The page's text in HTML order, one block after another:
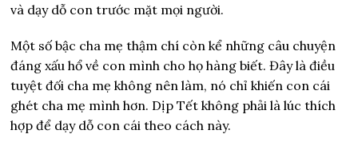
và dạy dỗ con trước mặt mọi người.
Một số bậc cha mẹ thậm chí còn kể những câu chuyện
đáng xấu hổ về con mình cho họ hàng biết. Đây là điều
tuyệt đối cha mẹ không nên làm, nó chỉ khiến con cái
ghét cha mẹ mình hơn. Dịp Tết không phải là lúc thích
hợp để dạy dỗ con cái theo cách này.